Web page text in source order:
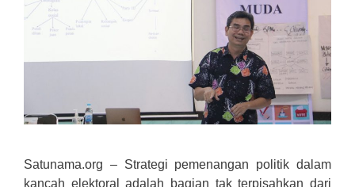
Satunama.org – Strategi pemenangan politik dalam
kancah elektoral adalah bagian tak terpisahkan dari